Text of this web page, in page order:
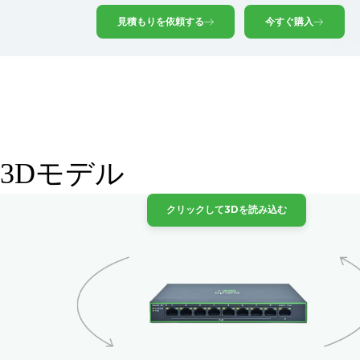
見積もりを依頼する 今すぐ購入
3Dモデル
クリックして3Dを読み込む